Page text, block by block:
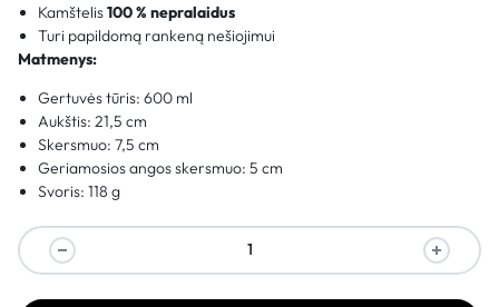
Kamštelis100 % nepralaidus
Turi papildomą rankeną nešiojimui
Matmenys:
Gertuvės tūris: 600 ml
Aukštis: 21,5 cm
Skersmuo: 7,5 cm
Geriamosios angos skersmuo: 5 cm
Svoris: 118 g